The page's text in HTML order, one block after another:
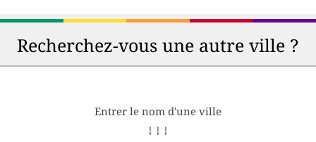
Recherchez-vous une autre ville ?
Entrer le nom d'une ville
↓ ↓ ↓